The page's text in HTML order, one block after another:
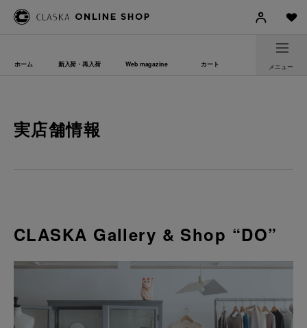
ホーム 新入荷・再入荷 Web magazine カート メニュー
実店舗情報
CLASKA Gallery & Shop “DO”